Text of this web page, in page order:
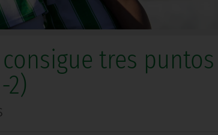
consigue tres
2)